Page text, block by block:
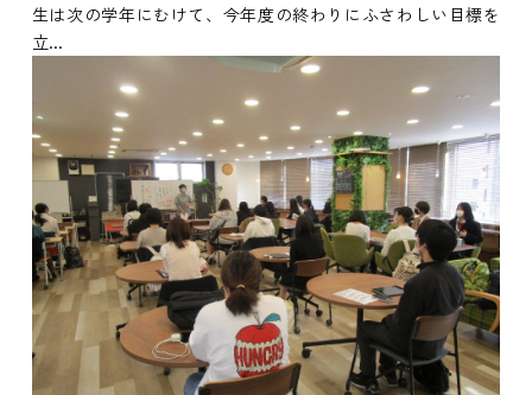
生は次の学年にむけて、今年度の終わりにふさわしい目標を
立...